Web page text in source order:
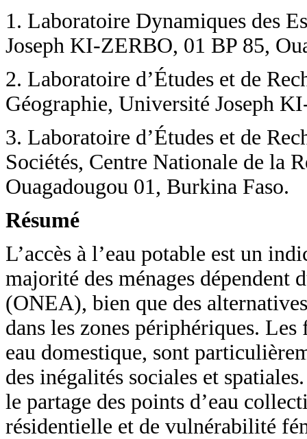
1. Laboratoire Dynamiques des
Joseph KI-ZERBO, 01 BP 85,
2. Laboratoire d’Études et de
Géographie, Université Joseph
3. Laboratoire d’Études et de
Sociétés, Centre Nationale de la
Ouagadougou 01, Burkina Faso.
Résumé
L’accès à l’eau potable est un
majorité des ménages dépendent
(ONEA), bien que des
dans les zones périphériques.
eau domestique, sont
des inégalités sociales et
le partage des points d’eau
résidentielle et de vulnérabilité